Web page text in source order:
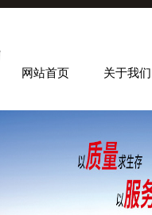
网站首页 关于我们